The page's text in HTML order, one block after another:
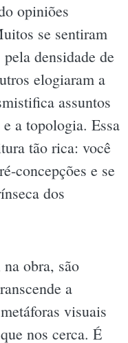
opiniões
se sentiram
densidade de
elogiaram a
assuntos
a topologia. Essa
tão rica: você
concepções e se
dos
obra, são
a
visuais
nos cerca. É